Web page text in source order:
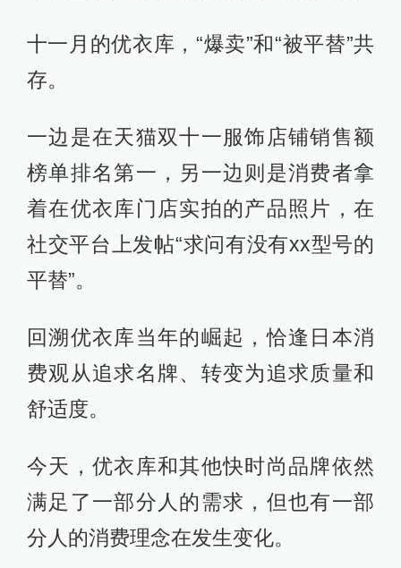
十一月的优衣库，“爆卖”和“被平替”共
存。
一边是在天猫双十一服饰店铺销售额
榜单排名第一，另一边则是消费者拿
着在优衣库门店实拍的产品照片，在
社交平台上发帖“求问有没有xx型号的
平替”。
回溯优衣库当年的崛起，恰逢日本消
费观从追求名牌、转变为追求质量和
舒适度。
今天，优衣库和其他快时尚品牌依然
满足了一部分人的需求，但也有一部
分人的消费理念在发生变化。